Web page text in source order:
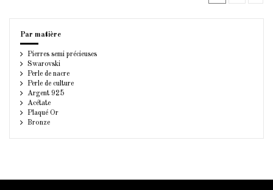
Par matière
Pierres semi précieuses
Swarovski
Perle de nacre
Perle de culture
Argent 925
Acétate
Plaqué Or
Bronze